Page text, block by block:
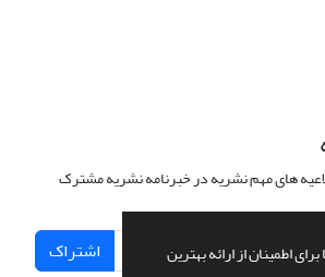
اطمینان از ارائه بهترین
های مهم نشریه در خبرنامه نشریه مشترک
اشتراک